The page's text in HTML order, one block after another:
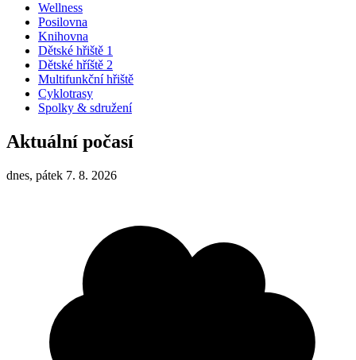
Wellness
Posilovna
Knihovna
Dětské hřiště 1
Dětské hříště 2
Multifunkční hřiště
Cyklotrasy
Spolky & sdružení
Aktuální počasí
dnes, pátek 7. 8. 2026